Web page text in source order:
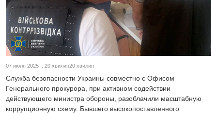
07 июля 2025 :: 20 хвилин20 хвилин
Служба безопасности Украины совместно с Офисом
Генерального прокурора, при активном содействии
действующего министра обороны, разоблачили масштабную
коррупционную схему. Бывшего высокопоставленного